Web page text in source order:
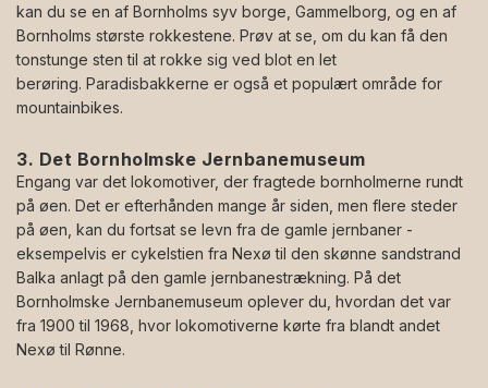
kan du se en af Bornholms syv borge, Gammelborg, og en af
Bornholms største rokkestene. Prøv at se, om du kan få den
tonstunge sten til at rokke sig ved blot en let
berøring. Paradisbakkerne er også et populært område for
mountainbikes.
3. Det Bornholmske Jernbanemuseum
Engang var det lokomotiver, der fragtede bornholmerne rundt
på øen. Det er efterhånden mange år siden, men flere steder
på øen, kan du fortsat se levn fra de gamle jernbaner -
eksempelvis er cykelstien fra Nexø til den skønne sandstrand
Balka anlagt på den gamle jernbanestrækning. På det
Bornholmske Jernbanemuseum oplever du, hvordan det var
fra 1900 til 1968, hvor lokomotiverne kørte fra blandt andet
Nexø til Rønne.